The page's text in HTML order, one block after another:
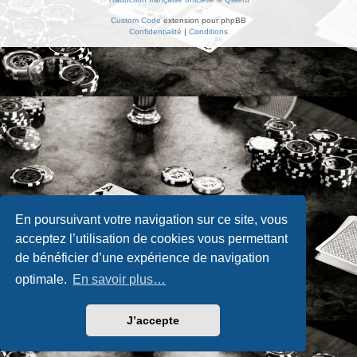
En poursuivant votre navigation sur ce site, vous
acceptez l’utilisation de cookies vous permettant
de bénéficier d’une expérience de navigation
optimale. En savoir plus…
J’accepte
Custom Code extension pour phpBB
Confidentialité | Conditions